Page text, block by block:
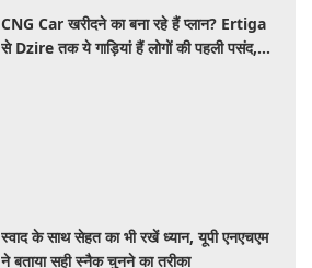
CNG Car खरीदने का बना रहे हैं प्लान? Ertiga
से Dzire तक ये गाड़ियां हैं लोगों की पहली पसंद,
स्वाद के साथ सेहत का भी रखें ध्यान, यूपी एनएचएम
ने बताया सही स्नैक चुनने का तरीका